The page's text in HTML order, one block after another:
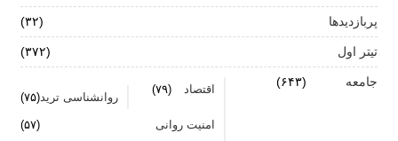
فناوری‌های نوین جایگزین تجربه انسانی در روان‌شناسی
نیستند
روان‌شناسی زرد | جاذبه‌ها، چالش‌ها و آسیب‌ها
پربازدیدها (۳۲)
تیتر اول (۳۷۲)
جامعه (۶۴۳)
اقتصاد (۷۹)
روانشناسی ترید(۷۵)
امنیت روانی (۵۷)